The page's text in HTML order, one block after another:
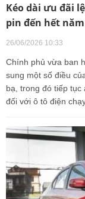
Kéo dài ưu đãi
pin đến hết năm
26/06/2026 10:33
Chính phủ vừa ban
sung một số điều
bạ, trong đó tiếp
đối với ô tô điện